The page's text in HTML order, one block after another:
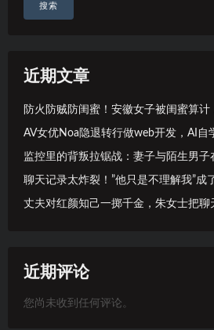
搜索
近期文章
防火防贼防闺蜜！安徽女子被闺蜜算计
AV女优Noa隐退转行做web开发，AI自
监控里的背叛拉锯战：妻子与陌生男子
聊天记录太炸裂！”他只是不理解我”成
丈夫对红颜知己一掷千金，朱女士把聊
近期评论
您尚未收到任何评论。